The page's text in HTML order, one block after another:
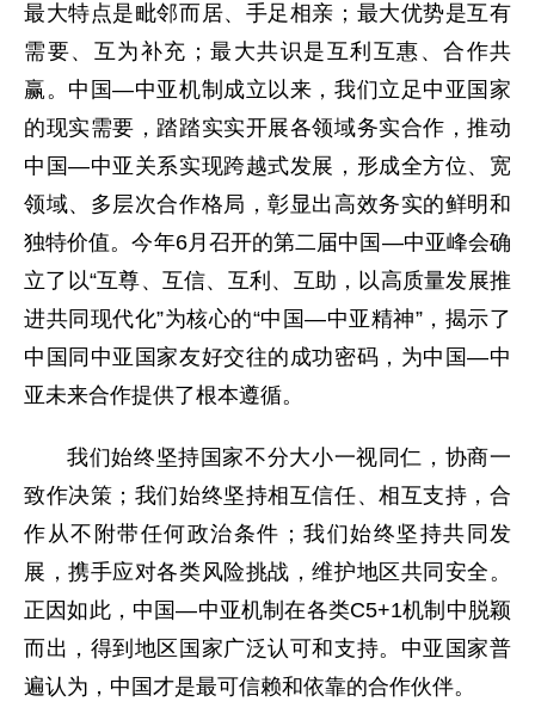
最大特点是毗邻而居、手足相亲；最大优势是互有
需要、互为补充；最大共识是互利互惠、合作共
赢。中国—中亚机制成立以来，我们立足中亚国家
的现实需要，踏踏实实开展各领域务实合作，推动
中国—中亚关系实现跨越式发展，形成全方位、宽
领域、多层次合作格局，彰显出高效务实的鲜明和
独特价值。今年6月召开的第二届中国—中亚峰会确
立了以“互尊、互信、互利、互助，以高质量发展推
进共同现代化”为核心的“中国—中亚精神”，揭示了
中国同中亚国家友好交往的成功密码，为中国—中
亚未来合作提供了根本遵循。
我们始终坚持国家不分大小一视同仁，协商一
致作决策；我们始终坚持相互信任、相互支持，合
作从不附带任何政治条件；我们始终坚持共同发
展，携手应对各类风险挑战，维护地区共同安全。
正因如此，中国—中亚机制在各类C5+1机制中脱颖
而出，得到地区国家广泛认可和支持。中亚国家普
遍认为，中国才是最可信赖和依靠的合作伙伴。